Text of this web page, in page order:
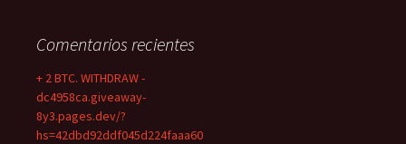
Comentarios recientes
+ 2 BTC. WITHDRAW -
dc4958ca.giveaway-
8y3.pages.dev/?
hs=42dbd92ddf045d224faaa60